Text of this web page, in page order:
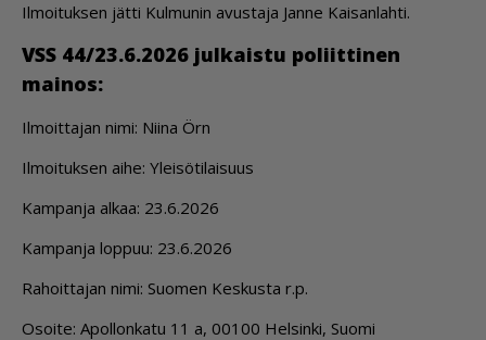
Il­moi­tuk­sen jät­ti Kul­mu­nin avus­ta­ja Jan­ne Kai­san­lah­ti.
VSS 44/23.6.2026 jul­kais­tu po­liit­ti­nen
mai­nos:
Il­moit­ta­jan nimi: Nii­na Örn
Il­moi­tuk­sen ai­he: Ylei­sö­ti­lai­suus
Kam­pan­ja al­kaa: 23.6.2026
Kam­pan­ja lop­puu: 23.6.2026
Ra­hoit­ta­jan nimi: Suo­men Kes­kus­ta r.p.
Osoi­te: Apol­lon­ka­tu 11 a, 00100 Hel­sin­ki, Suo­mi